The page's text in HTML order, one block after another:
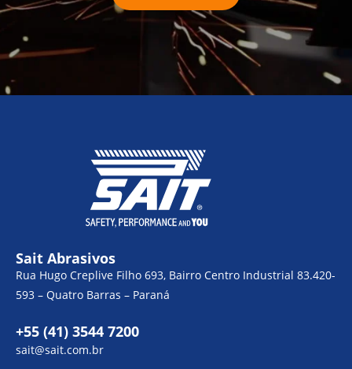
Sait Abrasivos
Rua Hugo Creplive Filho 693, Bairro Centro Industrial 83.420-
593 – Quatro Barras – Paraná
+55 (41) 3544 7200
sait@sait.com.br